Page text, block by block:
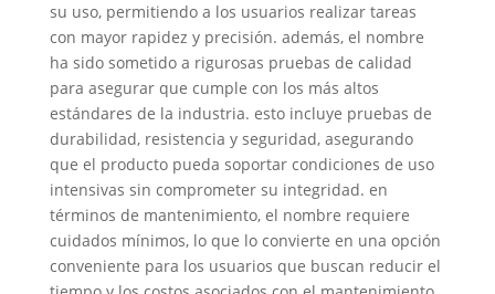
su uso, permitiendo a los usuarios realizar tareas
con mayor rapidez y precisión. además, el nombre
ha sido sometido a rigurosas pruebas de calidad
para asegurar que cumple con los más altos
estándares de la industria. esto incluye pruebas de
durabilidad, resistencia y seguridad, asegurando
que el producto pueda soportar condiciones de uso
intensivas sin comprometer su integridad. en
términos de mantenimiento, el nombre requiere
cuidados mínimos, lo que lo convierte en una opción
conveniente para los usuarios que buscan reducir el